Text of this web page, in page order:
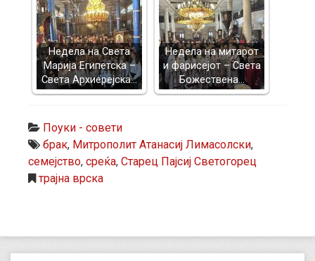
Недела на Света
Марија Египетска –
Света Архиерејска…
Недела на митарот
и фарисејот – Светa
Божествена…
Поуки - совети
брак, Митрополит Атанасиј Лимасолски,
семејство, среќа, Старец Пајсиј Светогорец
трајна врска